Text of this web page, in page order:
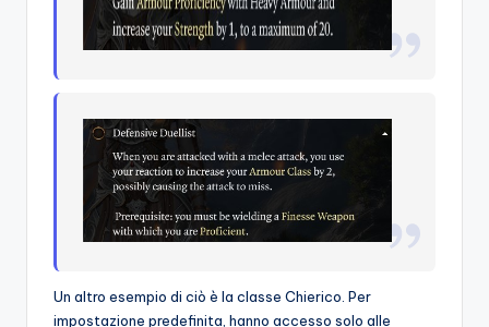
Un altro esempio di ciò è la classe Chierico. Per
impostazione predefinita, hanno accesso solo alle